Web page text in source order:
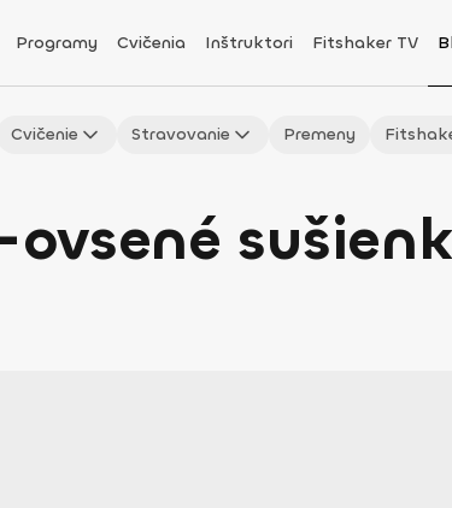
Programy Cvičenia Inštruktori Fitshaker TV
Cvičenie Stravovanie Premeny